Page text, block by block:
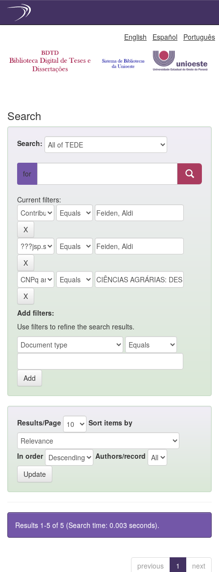
English Español Português
Search
Search:
for
Current filters:
Add filters:
Use filters to refine the search results.
Results/Page Sort items by
In order Authors/record
Results 1-5 of 5 (Search time: 0.003 seconds).
previous 1 next